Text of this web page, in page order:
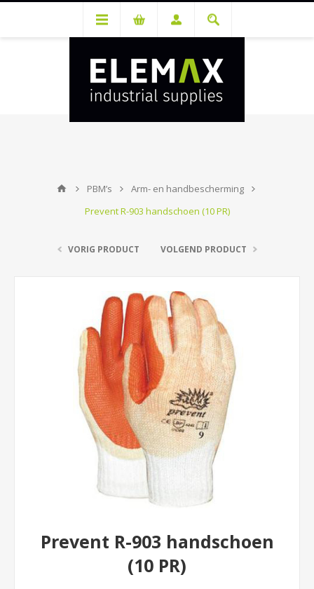
Je hebt een account nodig om prijzen te bekijken en bestellingen te
PBM’s
Arm- en handbescherming
Prevent R-903 handschoen (10 PR)
VORIG PRODUCT VOLGEND PRODUCT
Prevent R-903 handschoen
(10 PR)